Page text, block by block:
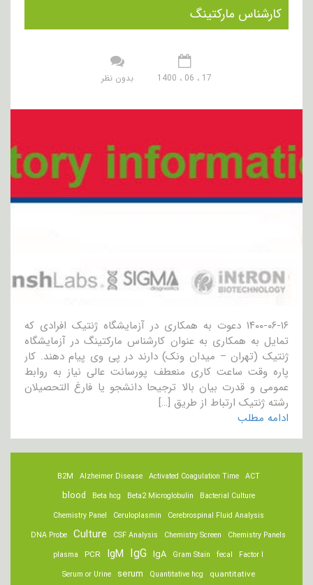
کارشناس مارکتینگ
17 ، 06 ، 1400 بدون نظر
۱۴۰۰-۰۶-۱۶ دعوت به همکاری در آزمایشگاه ژنتیک افرادی که
تمایل به همکاری به عنوان کارشناس مارکتینگ در آزمایشگاه
ژنتیک (تهران – میدان ونک) دارند در پی وی پیام دهند. کار
پاره وقت ساعت کاری منعطف پورسانت عالی نیاز به روابط
عمومی و قدرت بیان بالا ترجیحا دانشجو یا فارغ التحصیلان
رشته ژنتیک ارتباط از طریق […]
ادامه مطلب
ACT
Activated Coagulation Time
Alzheimer Disease
B2M
Bacterial Culture
Beta2 Microglobulin
Beta hcg
blood
Cerebrospinal Fluid Analysis
Ceruloplasmin
Chemistry Panel
Chemistry Panels
Chemistry Screen
CSF Analysis
Culture
DNA Probe
Factor I
fecal
Gram Stain
IgA
IgG
IgM
PCR
plasma
quantitative
Quantitative hcg
serum
Serum or Urine